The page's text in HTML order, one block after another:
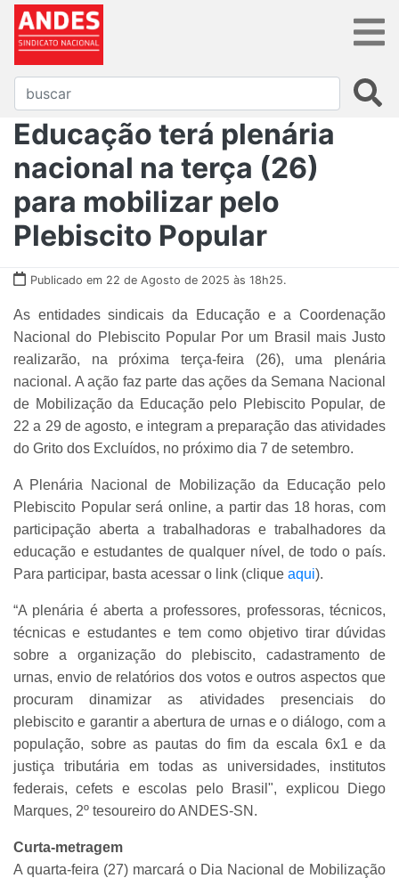
Educação terá plenária
nacional na terça (26)
para mobilizar pelo
Plebiscito Popular
Publicado em 22 de Agosto de 2025 às 18h25.
As entidades sindicais da Educação e a Coordenação
Nacional do Plebiscito Popular Por um Brasil mais Justo
realizarão, na próxima terça-feira (26), uma plenária
nacional. A ação faz parte das ações da Semana Nacional
de Mobilização da Educação pelo Plebiscito Popular, de
22 a 29 de agosto, e integram a preparação das atividades
do Grito dos Excluídos, no próximo dia 7 de setembro.
A Plenária Nacional de Mobilização da Educação pelo
Plebiscito Popular será online, a partir das 18 horas, com
participação aberta a trabalhadoras e trabalhadores da
educação e estudantes de qualquer nível, de todo o país.
Para participar, basta acessar o link (clique aqui).
“A plenária é aberta a professores, professoras, técnicos,
técnicas e estudantes e tem como objetivo tirar dúvidas
sobre a organização do plebiscito, cadastramento de
urnas, envio de relatórios dos votos e outros aspectos que
procuram dinamizar as atividades presenciais do
plebiscito e garantir a abertura de urnas e o diálogo, com a
população, sobre as pautas do fim da escala 6x1 e da
justiça tributária em todas as universidades, institutos
federais, cefets e escolas pelo Brasil", explicou Diego
Marques, 2º tesoureiro do ANDES-SN.
Curta-metragem
A quarta-feira (27) marcará o Dia Nacional de Mobilização